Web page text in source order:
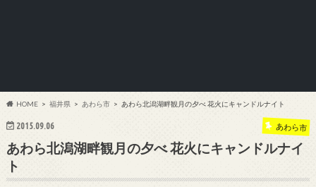
HOME 福井県 あわら市 あわら北潟湖畔観月の夕べ 花火にキャンドルナイト
2015.09.06 あわら市
あわら北潟湖畔観月の夕べ 花火にキャンドルナイ
ト